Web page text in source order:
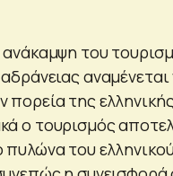
ανάκαμψη του
της
ο τουρισμός
πυλώνα του